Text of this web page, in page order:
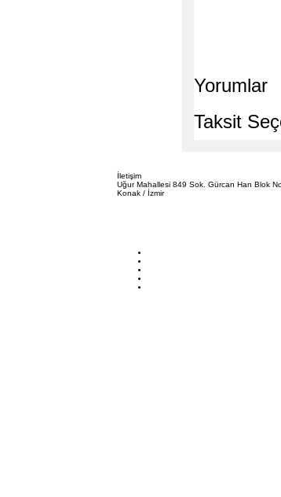
Yorumlar
Taksit
İletişim
Uğur Mahallesi 849 Sok. Gürcan Han Blok
Konak / İzmir